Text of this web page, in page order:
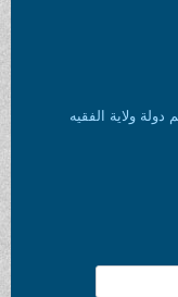
ولاية الفقيه